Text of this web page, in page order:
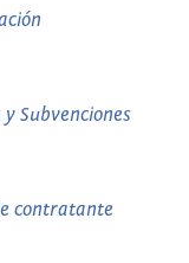
y Subvenciones
contratante